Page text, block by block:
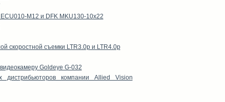
M12 и DFK MKU130-10x22
скоростной съемки LTR3.0p и LTR4.0p
Goldeye G-032
дистрибьюторов компании Allied Vision